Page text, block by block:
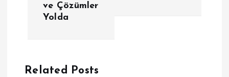
e
ve Çözümler
Yolda
Related Posts